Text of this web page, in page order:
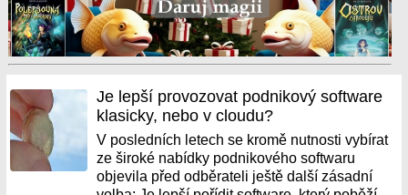
Je lepší provozovat podnikový software
klasicky, nebo v cloudu?
V posledních letech se kromě nutnosti vybírat
ze široké nabídky podnikového softwaru
objevila před odběrateli ještě další zásadní